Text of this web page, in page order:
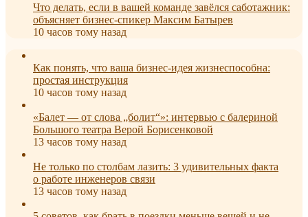
Что делать, если в вашей команде завёлся саботажник:
объясняет бизнес-спикер Максим Батырев
10 часов тому назад
Как понять, что ваша бизнес-идея жизнеспособна:
простая инструкция
10 часов тому назад
«Балет — от слова „болит“»: интервью с балериной
Большого театра Верой Борисенковой
13 часов тому назад
Не только по столбам лазить: 3 удивительных факта
о работе инженеров связи
13 часов тому назад